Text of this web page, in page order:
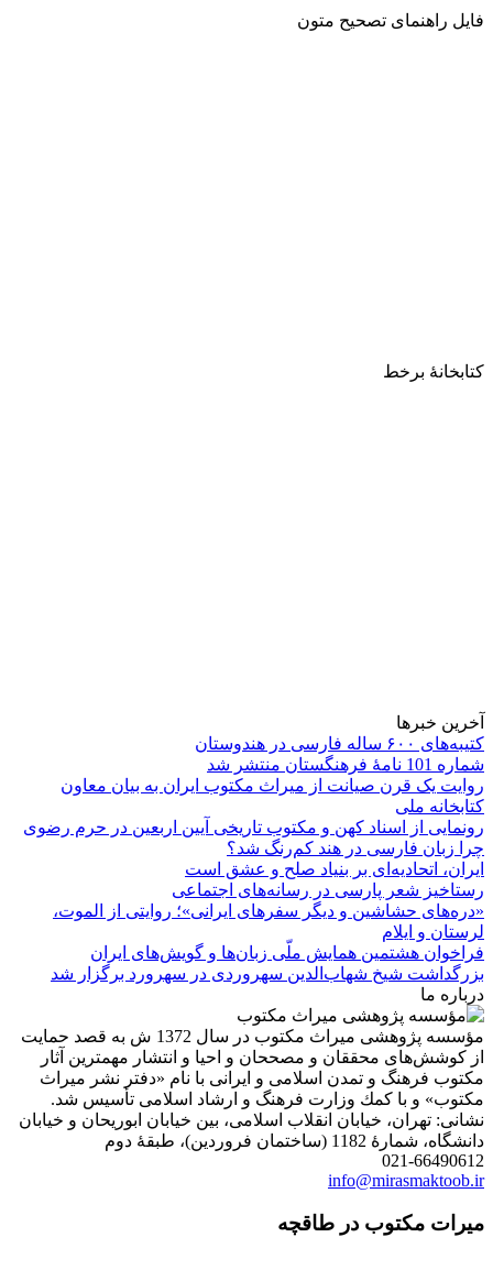
فایل راهنمای تصحیح متون
کتابخانۀ برخط
آخرین خبرها
کتیبه‌های ۶۰۰ ساله فارسی در هندوستان
شماره 101 نامۀ فرهنگستان منتشر شد
روایت یک قرن صیانت از میراث مکتوب ایران به بیان معاون
کتابخانه ملی
رونمایی از اسناد کهن و مکتوب تاریخی آیین اربعین در حرم رضوی
چرا زبان فارسی در هند کم‌رنگ شد؟
ایران، اتحادیه‌ای بر بنیاد صلح و عشق است
رستاخیز شعر پارسی در رسانه‌های اجتماعی
«دره‌های حشاشین و دیگر سفرهای ایرانی»؛ روایتی از الموت،
لرستان و ایلام
فراخوان هشتمین همایش ملّی زبان‌ها و گویش‌های ایران
بزرگداشت شیخ شهاب‌الدین سهروردی در سهرورد برگزار شد
درباره ما
مؤسسه پژوهشی میراث مكتوب در سال 1372 ش به قصد حمایت
از كوشش‌های محققان و مصححان و احیا و انتشار مهمترین آثار
مكتوب فرهنگ و تمدن اسلامی و ایرانی با نام «دفتر نشر میراث
مكتوب» و با كمك وزارت فرهنگ و ارشاد اسلامی تأسیس شد.
نشانی: تهران، خیابان انقلاب اسلامی، بین خیابان ابوریحان و خیابان
دانشگاه، شمارۀ 1182 (ساختمان فروردین)، طبقۀ دوم
021-66490612
info@mirasmaktoob.ir
میرات مکتوب در طاقچه